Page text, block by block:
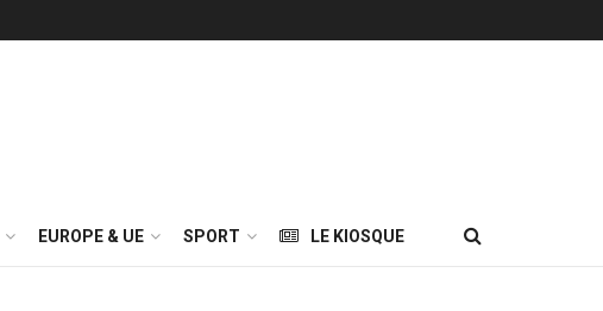
EUROPE & UE SPORT LE KIOSQUE